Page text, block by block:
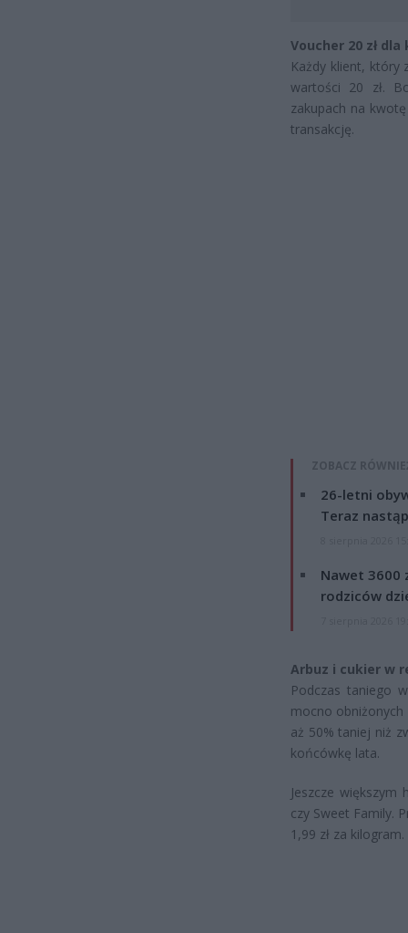
Voucher 20 zł
Każdy klient, który
wartości 20 zł.
zakupach na
transakcję.
ZOBACZ
26-letni
Teraz
Nawet 3600
rodziców
Arbuz i cukier w
Podczas taniego
mocno obniżonych
aż 50% taniej niż
końcówkę lata.
Jeszcze
czy Sweet Family.
1,99 zł za